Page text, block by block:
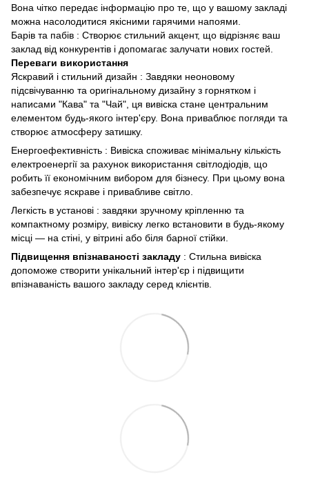
Вона чітко передає інформацію про те, що у вашому закладі
можна насолодитися якісними гарячими напоями.
Барів та пабів : Створює стильний акцент, що відрізняє ваш
заклад від конкурентів і допомагає залучати нових гостей.
Переваги використання
Яскравий і стильний дизайн : Завдяки неоновому
підсвічуванню та оригінальному дизайну з горнятком і
написами "Кава" та "Чай", ця вивіска стане центральним
елементом будь-якого інтер'єру. Вона приваблює погляди та
створює атмосферу затишку.
Енергоефективність : Вивіска споживає мінімальну кількість
електроенергії за рахунок використання світлодіодів, що
робить її економічним вибором для бізнесу. При цьому вона
забезпечує яскраве і привабливе світло.
Легкість в установі : завдяки зручному кріпленню та
компактному розміру, вивіску легко встановити в будь-якому
місці — на стіні, у вітрині або біля барної стійки.
Підвищення впізнаваності закладу : Стильна вивіска
допоможе створити унікальний інтер'єр і підвищити
впізнаваність вашого закладу серед клієнтів.